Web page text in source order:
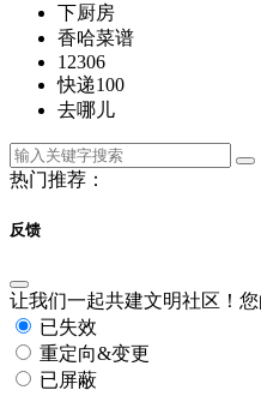
下厨房
香哈菜谱
12306
快递100
去哪儿
热门推荐：
反馈
让我们一起共建文明社区！您
已失效
重定向&变更
已屏蔽